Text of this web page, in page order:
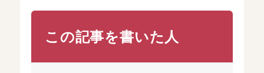
この記事を書いた人